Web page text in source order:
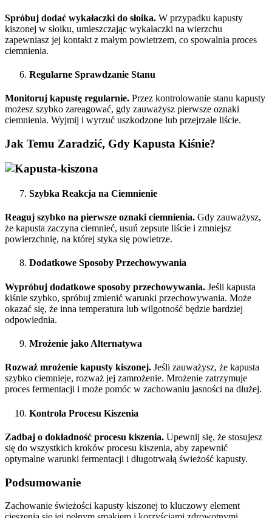
Spróbuj dodać wykałaczki do słoika. W przypadku kapusty
kiszonej w słoiku, umieszczając wykałaczki na wierzchu
zapewniasz jej kontakt z małym powietrzem, co spowalnia proces
ciemnienia.
Regularne Sprawdzanie Stanu
Monitoruj kapustę regularnie. Przez kontrolowanie stanu kapusty
możesz szybko zareagować, gdy zauważysz pierwsze oznaki
ciemnienia. Wyjmij i wyrzuć uszkodzone lub przejrzałe liście.
Jak Temu Zaradzić, Gdy Kapusta Kiśnie?
Szybka Reakcja na Ciemnienie
Reaguj szybko na pierwsze oznaki ciemnienia. Gdy zauważysz,
że kapusta zaczyna ciemnieć, usuń zepsute liście i zmniejsz
powierzchnię, na której styka się powietrze.
Dodatkowe Sposoby Przechowywania
Wypróbuj dodatkowe sposoby przechowywania. Jeśli kapusta
kiśnie szybko, spróbuj zmienić warunki przechowywania. Może
okazać się, że inna temperatura lub wilgotność będzie bardziej
odpowiednia.
Mrożenie jako Alternatywa
Rozważ mrożenie kapusty kiszonej. Jeśli zauważysz, że kapusta
szybko ciemnieje, rozważ jej zamrożenie. Mrożenie zatrzymuje
proces fermentacji i może pomóc w zachowaniu jasności na dłużej.
Kontrola Procesu Kiszenia
Zadbaj o dokładność procesu kiszenia. Upewnij się, że stosujesz
się do wszystkich kroków procesu kiszenia, aby zapewnić
optymalne warunki fermentacji i długotrwałą świeżość kapusty.
Podsumowanie
Zachowanie świeżości kapusty kiszonej to kluczowy element